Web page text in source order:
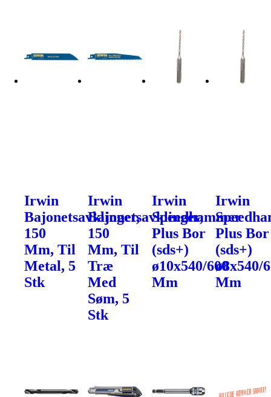
Irwin
Bajonetsavklinger,
150
Mm, Til
Metal, 5
Stk
Irwin
Bajonetsavklinger,
150
Mm, Til
Træ
Med
Søm, 5
Stk
Irwin
Speedhammer
Plus Bor
(sds+)
ø10x540/600
Mm
Irwin
Plus Bor
(sds+)
ø8x540/
Mm